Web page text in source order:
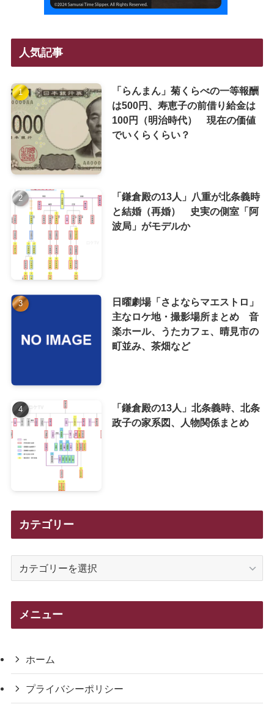
人気記事
「らんまん」菊くらべの一等報酬
は500円、寿恵子の前借り給金は
100円（明治時代） 現在の価値
でいくらくらい？
「鎌倉殿の13人」八重が北条義時
と結婚（再婚） 史実の側室「阿
波局」がモデルか
日曜劇場「さよならマエストロ」
主なロケ地・撮影場所まとめ 音
楽ホール、うたカフェ、晴見市の
町並み、茶畑など
「鎌倉殿の13人」北条義時、北条
政子の家系図、人物関係まとめ
カテゴリー
メニュー
ホーム
プライバシーポリシー